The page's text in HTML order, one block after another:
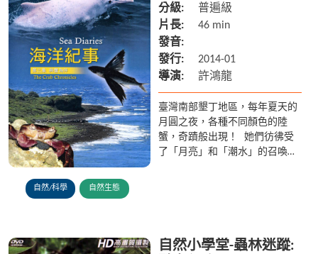
自然/科學 自然生態
分級:
普遍級
片長:
46 min
發音:
發行:
2014-01
導演:
許鴻龍
臺灣南部墾丁地區，每年夏天的
月圓之夜，各種不同顏色的陸
蟹，奇蹟般出現！ 她們彷彿受
了「月亮」和「潮水」的召喚，
自然小學堂-蟲林迷蹤: